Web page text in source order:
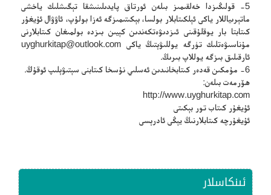
5- قولىڭىزدا خەلقىمىز بىلەن ئورتاق پايدىلىنىشقا تېگىشلىك ياخشى
ماتېرىياللار ياكى ئېلكىتابلار بولسا، بېكىتىمىزگە ئەزا بولۇپ، ئاۋۋال ئۇيغۇر
كىتابتا بار يوقلۇقىنى ئىزدىۋەتكەندىن كېيىن بىزدە بولمىغان كىتابلارنى
مۇناسىۋەتلىك تۈرگە يوللىۋېتىڭ ياكى uyghurkitap@outlook.com
ئارقىلىق بىزگە يوللاپ بىرىڭ.
6- مۇمكىن قەدەر كىتابخانىدىن ئەسلىي نۇسخا كىتابنى سېتىۋېلىپ ئوقۇڭ.
ھۆرمەت بىلەن:
http://www.uyghurkitap.com
ئۇيغۇر كىتاب تور بېكىتى
ئۇيغۇرچە كىتابلارنىڭ يېڭى ئادرېسى
ئىنكاسلار